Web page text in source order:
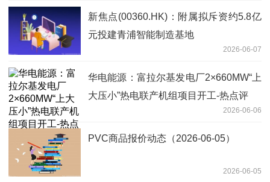
新焦点(00360.HK)：附属拟斥资约5.8亿
元投建青浦智能制造基地
2026-06-07
华电能源：富拉尔基发电厂2×660MW“上
大压小”热电联产机组项目开工-热点评
2026-06-06
PVC商品报价动态（2026-06-05）
2026-06-05